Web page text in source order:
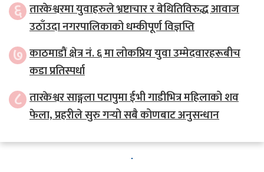
६ तारकेश्वरमा युवाहरुले भ्रष्टाचार र बेथितिविरुद्ध आवाज
उठाँउदा नगरपालिकाको धम्कीपूर्ण विज्ञप्ति
७ काठमाडौं क्षेत्र नं. ६ मा लोकप्रिय युवा उम्मेदवारहरूबीच
कडा प्रतिस्पर्धा
८ तारकेश्वर साङ्गला पटापुमा ईभी गाडीभित्र महिलाको शव
फेला, प्रहरीले सुरु गर्‍यो सबै कोणबाट अनुसन्धान